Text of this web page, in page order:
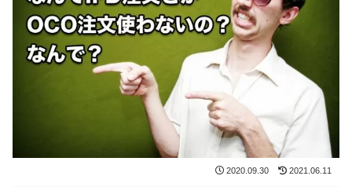
2020.09.30 2021.06.11